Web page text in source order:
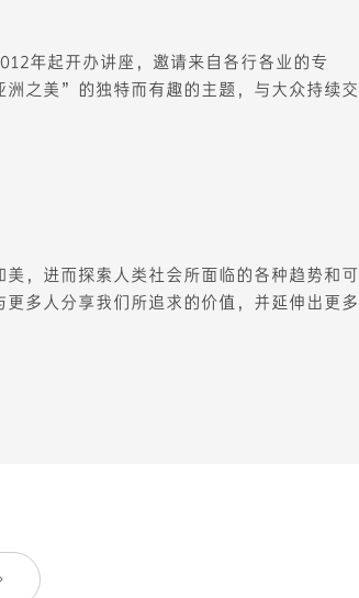
年起开办讲座，邀请来自各行各业的专
之美”的独特而有趣的主题，与大众持续交
，进而探索人类社会所面临的各种趋势和可
多人分享我们所追求的价值，并延伸出更多